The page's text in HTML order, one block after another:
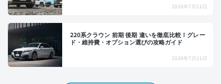
2026年7月21日
220系クラウン 前期 後期 違いを徹底比較！グレー
ド・維持費・オプション選びの攻略ガイド
2026年7月21日